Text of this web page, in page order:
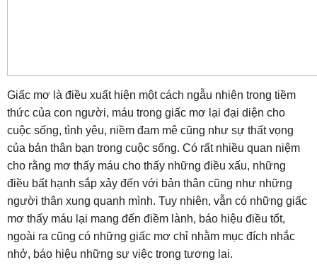
Giấc mơ là điều xuất hiện một cách ngẫu nhiên trong tiềm
thức của con người, máu trong giấc mơ lại đại diện cho
cuộc sống, tình yêu, niềm đam mê cũng như sự thất vọng
của bản thân bạn trong cuộc sống. Có rất nhiều quan niệm
cho rằng mơ thấy máu cho thấy những điều xấu, những
điều bất hạnh sắp xảy đến với bản thân cũng như những
người thân xung quanh mình. Tuy nhiên, vẫn có những giấc
mơ thấy máu lại mang đến điềm lành, báo hiệu điều tốt,
ngoài ra cũng có những giấc mơ chỉ nhằm mục đích nhắc
nhở, báo hiệu những sự việc trong tương lai.